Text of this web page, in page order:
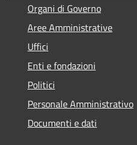
Organi di Governo
Aree Amministrative
Uffici
Enti e fondazioni
Politici
Personale Amministrativo
Documenti e dati